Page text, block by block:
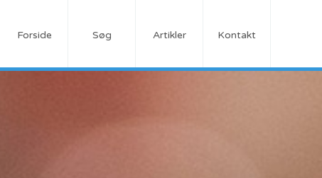
Forside Søg Artikler Kontakt